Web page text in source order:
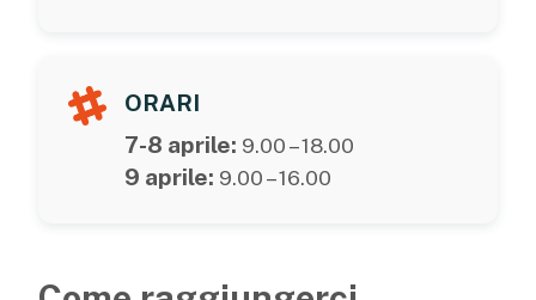
ORARI
7-8 aprile: 9.00 – 18.00
9 aprile: 9.00 – 16.00